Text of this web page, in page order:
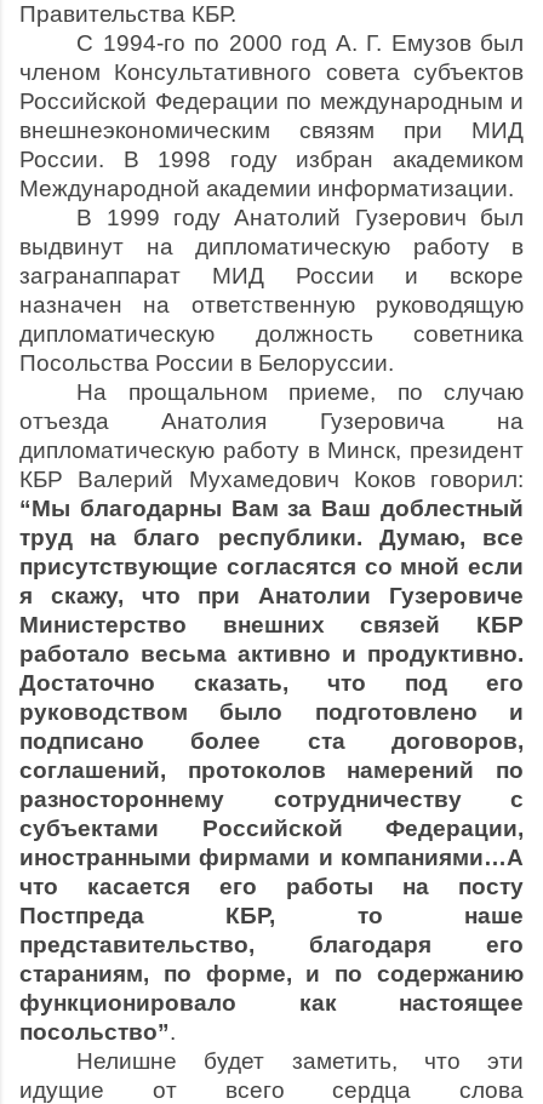
Правительства КБР.
С 1994-го по 2000 год А. Г. Емузов был
членом Консультативного совета субъектов
Российской Федерации по между­народным и
внешнеэкономическим связям при МИД
России. В 1998 году избран академиком
Международной академии информатизации.
В 1999 году Анатолий Гузерович был
выдвинут на дипломатическую работу в
загранаппарат МИД России и вскоре
назначен на ответственную руководящую
дипломатическую должность советника
Посольства России в Белоруссии.
На прощальном приеме, по случаю
отъезда Анатолия Гузеровича на
дипломатическую работу в Минск, президент
КБР Валерий Мухамедович Коков говорил:
“Мы благодарны Вам за Ваш доблестный
труд на благо республики. Думаю, все
присутствующие согласятся со мной если
я скажу, что при Анатолии Гузеровиче
Министерство внешних связей КБР
работало весьма активно и продуктивно.
Достаточно сказать, что под его
руководством было подготовлено и
подписано более ста договоров,
соглашений, протоколов намерений по
разностороннему сотрудничеству с
субъектами Российской Федерации,
иностранными фирмами и компаниями…А
что касается его работы на посту
Постпреда КБР, то наше
представительство, благодаря его
стараниям, по форме, и по содержанию
функционировало как настоящее
посольство”.
Нелишне будет заметить, что эти
идущие от всего сердца слова